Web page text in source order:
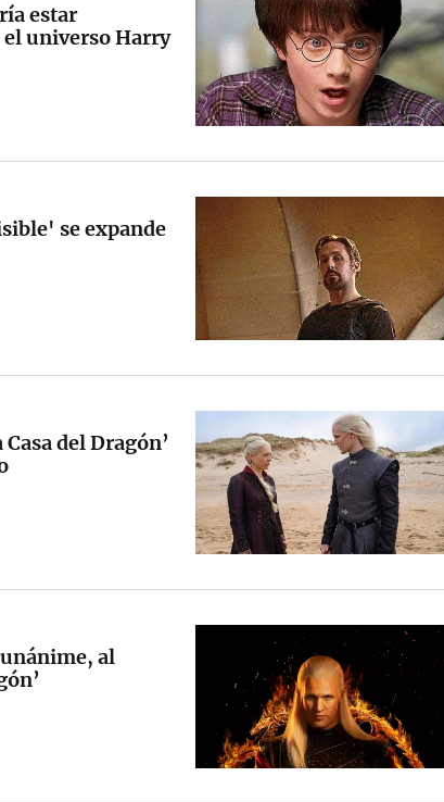
estar
el universo Harry
se expande
del Dragón’
al